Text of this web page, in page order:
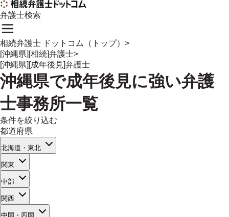
弁護士検索
相続弁護士 ドットコム（トップ） >
[沖縄県][相続]弁護士>
[沖縄県][成年後見]弁護士
沖縄県で成年後見に強い弁護
士事務所一覧
条件を絞り込む
都道府県
北海道・東北
関東
中部
関西
中国・四国